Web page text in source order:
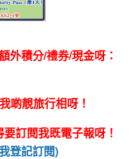
外積分/禮券/現金呀：
啲靚旅行相呀！
訂閱我既電子報呀！
登記訂閱)